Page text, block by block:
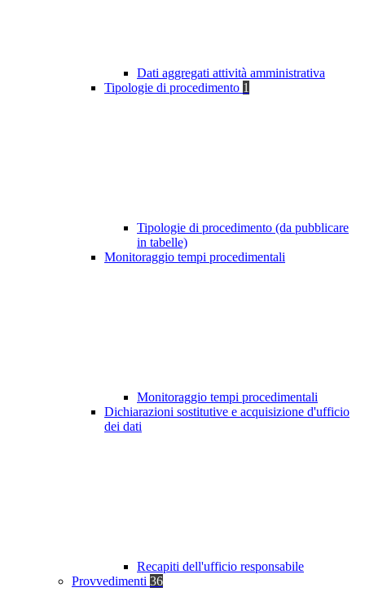
Dati aggregati attività amministrativa
Tipologie di procedimento 1
Tipologie di procedimento (da pubblicare
in tabelle)
Monitoraggio tempi procedimentali
Monitoraggio tempi procedimentali
Dichiarazioni sostitutive e acquisizione d'ufficio
dei dati
Recapiti dell'ufficio responsabile
Provvedimenti 36